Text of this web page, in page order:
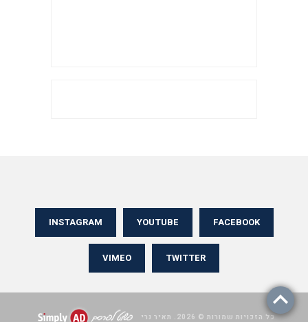
FACEBOOK
YOUTUBE
INSTAGRAM
TWITTER
VIMEO
כל הזכויות שמורות © 2026. תאיר נרי